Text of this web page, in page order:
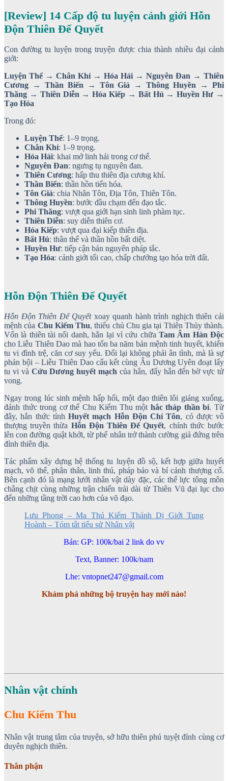
[Review] 14 Cấp độ tu luyện cảnh giới Hỗn
Độn Thiên Đế Quyết
Con đường tu luyện trong truyện được chia thành nhiều đại cảnh
giới:
Luyện Thể → Chân Khí → Hóa Hải → Nguyên Đan → Thiên
Cương → Thần Biến → Tôn Giả → Thông Huyền → Phi
Thăng → Thiên Diễn → Hóa Kiếp → Bất Hủ → Huyền Hư →
Tạo Hóa
Trong đó:
Luyện Thể: 1–9 trọng.
Chân Khí: 1–9 trọng.
Hóa Hải: khai mở linh hải trong cơ thể.
Nguyên Đan: ngưng tụ nguyên đan.
Thiên Cương: hấp thu thiên địa cương khí.
Thần Biến: thần hồn tiến hóa.
Tôn Giả: chia Nhân Tôn, Địa Tôn, Thiên Tôn.
Thông Huyền: bước đầu chạm đến đạo tắc.
Phi Thăng: vượt qua giới hạn sinh linh phàm tục.
Thiên Diễn: suy diễn thiên cơ.
Hóa Kiếp: vượt qua đại kiếp thiên địa.
Bất Hủ: thân thể và thần hồn bất diệt.
Huyền Hư: tiếp cận bản nguyên pháp tắc.
Tạo Hóa: cảnh giới tối cao, chấp chưởng tạo hóa trời đất.
Hỗn Độn Thiên Đế Quyết
Hỗn Độn Thiên Đế Quyếtxoay quanh hành trình nghịch thiên cải
mệnh của Chu Kiếm Thu, thiếu chủ Chu gia tại Thiên Thủy thành.
Vốn là thiên tài nổi danh, hắn lại vì cứu chữa Tam Âm Hàn Độc
cho Liễu Thiên Dao mà hao tổn ba năm bản mệnh tinh huyết, khiến
tu vi đình trệ, căn cơ suy yếu. Đổi lại không phải ân tình, mà là sự
phản bội – Liễu Thiên Dao cấu kết cùng Âu Dương Uyên đoạt lấy
tu vi và Cửu Dương huyết mạch của hắn, đẩy hắn đến bờ vực tử
vong.
Ngay trong lúc sinh mệnh hấp hối, một đạo thiên lôi giáng xuống,
đánh thức trong cơ thể Chu Kiếm Thu một hắc tháp thần bí. Từ
đây, hắn thức tỉnh Huyết mạch Hỗn Độn Chí Tôn, có được vô
thượng truyền thừa Hỗn Độn Thiên Đế Quyết, chính thức bước
lên con đường quật khởi, từ phế nhân trở thành cường giả đứng trên
đỉnh thiên địa.
Tác phẩm xây dựng hệ thống tu luyện đồ sộ, kết hợp giữa huyết
mạch, võ thể, phân thân, linh thú, pháp bảo và bí cảnh thượng cổ.
Bên cạnh đó là mạng lưới nhân vật dày đặc, các thế lực tông môn
chằng chịt cùng những trận chiến trải dài từ Thiên Vũ đại lục cho
đến những tầng trời cao hơn của võ đạo.
Lưu Phong – Ma Thú Kiếm Thánh Dị Giới Tung
Hoành – Tóm tắt tiểu sử Nhân vật
Bán: GP: 100k/bai 2 link do vv
Text, Banner: 100k/nam
Lhe: vntopnet247@gmail.com
Khám phá những bộ truyện hay mới nào!
Nhân vật chính
Chu Kiếm Thu
Nhân vật trung tâm của truyện, sở hữu thiên phú tuyệt đỉnh cùng cơ
duyên nghịch thiên.
Thân phận